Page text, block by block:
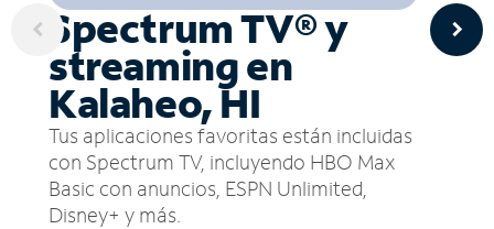
Spectrum TV® y
streaming en
Kalaheo, HI
Tus aplicaciones favoritas están incluidas
con Spectrum TV, incluyendo HBO Max
Basic con anuncios, ESPN Unlimited,
Disney+ y más.